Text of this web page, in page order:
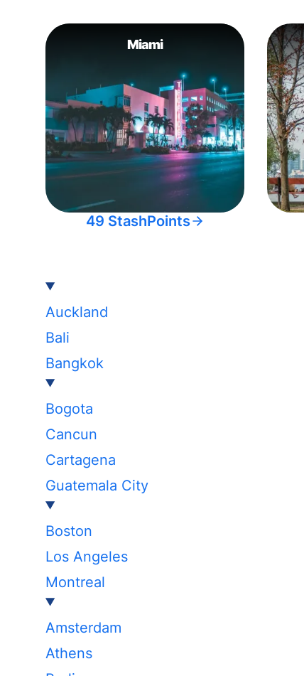
Miami
49 StashPoints
Auckland
Bali
Bangkok
Bogota
Cancun
Cartagena
Guatemala City
Boston
Los Angeles
Montreal
Amsterdam
Athens